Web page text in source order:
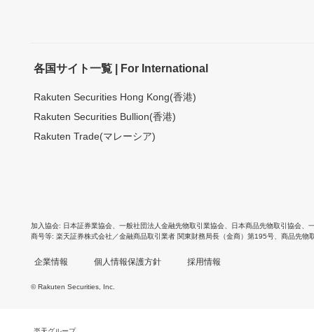
各国サイト一覧 | For International
Rakuten Securities Hong Kong(香港)
Rakuten Securities Bullion(香港)
Rakuten Trade(マレーシア)
加入協会 日本証券業協会 一般社団法人金融先物取引業協会 日本商品先物取引協会
商号等 楽天証券株式会社／金融商品取引業者 関東財務局長（金商）第195号、商品先物
企業情報 個人情報保護方針 採用情報
© Rakuten Securities, Inc.